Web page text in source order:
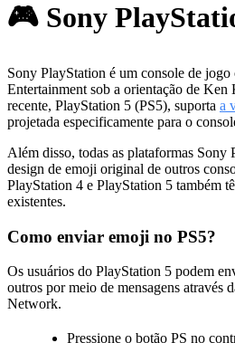
🎮 Sony
Sony PlayStation é um console de
Entertainment sob a orientação de Ken
recente, PlayStation 5 (PS5), suporta a
projetada especificamente para o
Além disso, todas as plataformas Sony
design de emoji original de outros
PlayStation 4 e PlayStation 5 também
existentes.
Como enviar emoji no PS5?
Os usuários do PlayStation 5 podem
outros por meio de mensagens através
Network.
Pressione o botão PS no